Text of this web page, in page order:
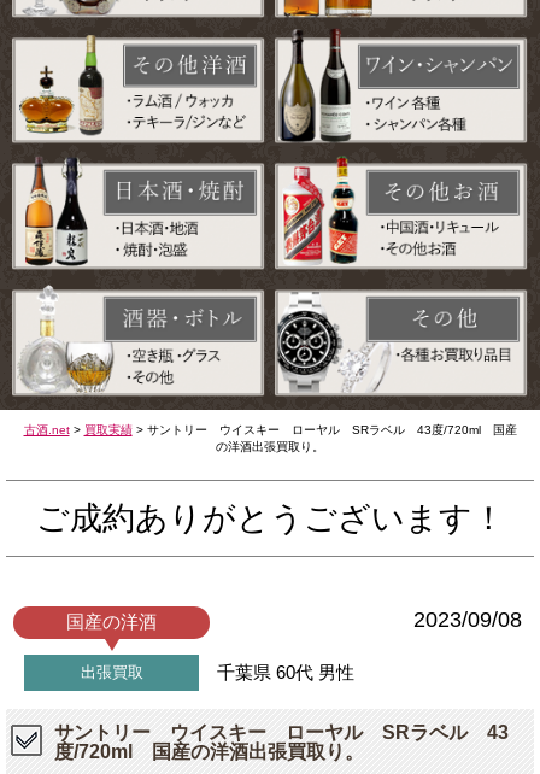
古酒.net> 買取実績> サントリー ウイスキー ローヤル SRラベル 43度/720ml 国産
の洋酒出張買取り。
ご成約ありがとうございます！
国産の洋酒 2023/09/08
出張買取 千葉県 60代 男性
サントリー ウイスキー ローヤル SRラベル 43
度/720ml 国産の洋酒出張買取り。